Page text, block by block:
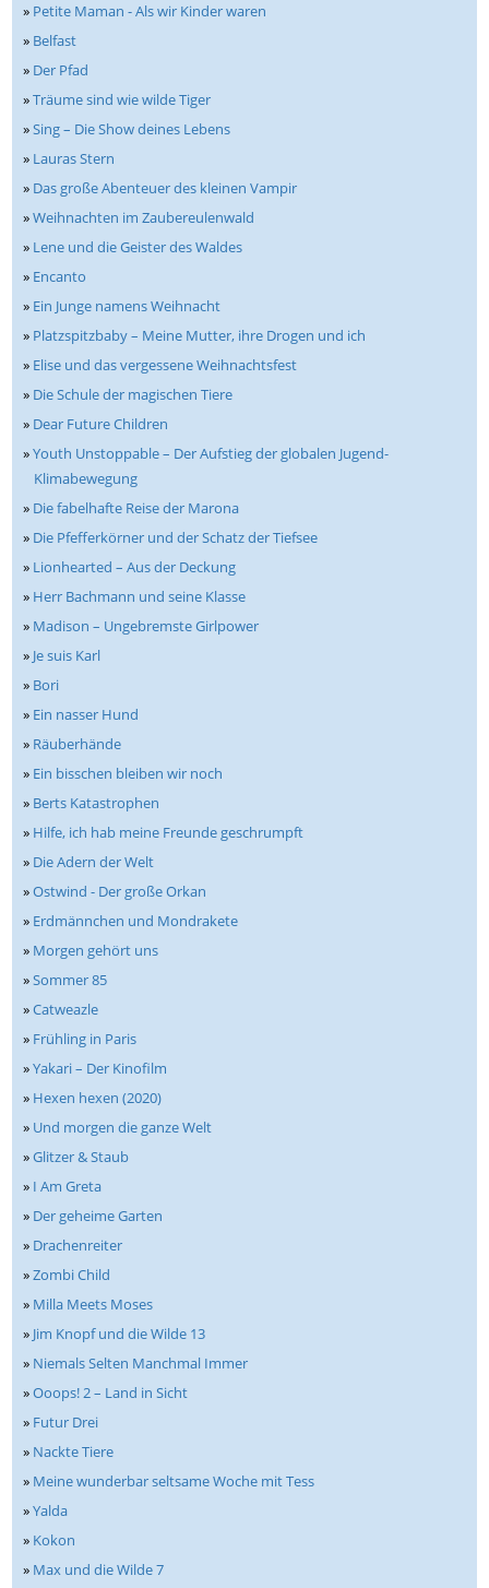
» Petite Maman - Als wir Kinder waren
» Belfast
» Der Pfad
»Träume sind wie wilde Tiger
»Sing – Die Show deines Lebens
» Lauras Stern
» Das große Abenteuer des kleinen Vampir
»Weihnachten im Zaubereulenwald
» Lene und die Geister des Waldes
» Encanto
» Ein Junge namens Weihnacht
» Platzspitzbaby – Meine Mutter, ihre Drogen und ich
» Elise und das vergessene Weihnachtsfest
» Die Schule der magischen Tiere
» Dear Future Children
»Youth Unstoppable – Der Aufstieg der globalen Jugend-
Klimabewegung
» Die fabelhafte Reise der Marona
» Die Pfefferkörner und der Schatz der Tiefsee
» Lionhearted – Aus der Deckung
» Herr Bachmann und seine Klasse
» Madison – Ungebremste Girlpower
» Je suis Karl
» Bori
» Ein nasser Hund
» Räuberhände
» Ein bisschen bleiben wir noch
» Berts Katastrophen
» Hilfe, ich hab meine Freunde geschrumpft
» Die Adern der Welt
»Ostwind - Der große Orkan
» Erdmännchen und Mondrakete
» Morgen gehört uns
»Sommer 85
»Catweazle
» Frühling in Paris
»Yakari – Der Kinofilm
» Hexen hexen (2020)
» Und morgen die ganze Welt
»Glitzer & Staub
» I Am Greta
» Der geheime Garten
» Drachenreiter
»Zombi Child
» Milla Meets Moses
» Jim Knopf und die Wilde 13
» Niemals Selten Manchmal Immer
»Ooops! 2 – Land in Sicht
» Futur Drei
» Nackte Tiere
» Meine wunderbar seltsame Woche mit Tess
»Yalda
» Kokon
» Max und die Wilde 7